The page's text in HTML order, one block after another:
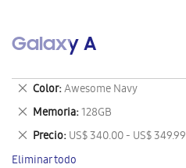
Galaxy A
Color Awesome Navy
Eliminar
este
artículo
Memoria 128GB
Eliminar
este
artículo
Precio US$ 340.00 - US$ 349.99
Eliminar
este
Eliminar todo